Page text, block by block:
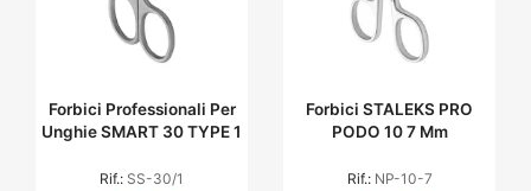
Forbici Professionali Per
Unghie SMART 30 TYPE 1
Rif.: SS-30/1
Forbici STALEKS PRO
PODO 10 7 Mm
Rif.: NP-10-7